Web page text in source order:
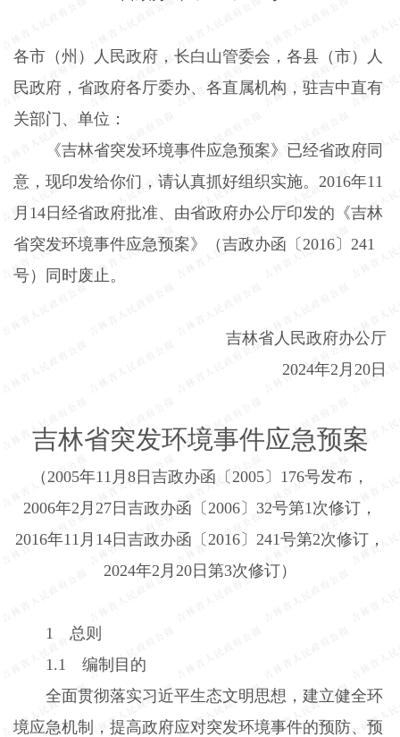
各市（州）人民政府，长白山管委会，各县（市）人
民政府，省政府各厅委办、各直属机构，驻吉中直有
关部门、单位：
《吉林省突发环境事件应急预案》已经省政府同
意，现印发给你们，请认真抓好组织实施。 2016年11
月 14日经省政府批准、由省政府办公厅印发的《吉林
省突发环境事件应急预案》（吉政办函〔2016〕 241
号）同时废止。
吉林省人民政府办公厅
2024年2 月 20日
吉林省突发环境事件应急预案
（ 2005年11 月 8日吉政办函〔2005〕 176号发布，
2006年2 月 27日吉政办函〔2006〕 32号第1 次修订，
2016年11 月 14日吉政办函〔2016〕 241号第2次修订，
2024年2 月 20日第3次修订）
1
总则
1.1
编制目的
全面贯彻落实习近平生态文明思想，建立健全环
境应急机制，提高政府应对突发环境事件的预防、预